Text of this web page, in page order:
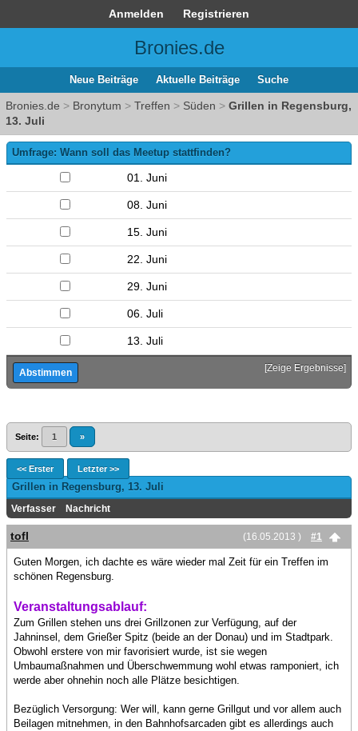
Anmelden Registrieren
Bronies.de
Neue Beiträge Aktuelle Beiträge Suche
Bronies.de > Bronytum > Treffen > Süden > Grillen in Regensburg,
13. Juli
Umfrage: Wann soll das Meetup stattfinden?
01. Juni
08. Juni
15. Juni
22. Juni
29. Juni
06. Juli
13. Juli
[Zeige Ergebnisse]
Seite: 1 »
<< Erster Letzter >>
Grillen in Regensburg, 13. Juli
Verfasser Nachricht
(16.05.2013 ) #1
tofl
Guten Morgen, ich dachte es wäre wieder mal Zeit für ein Treffen im
schönen Regensburg.
Veranstaltungsablauf:
Zum Grillen stehen uns drei Grillzonen zur Verfügung, auf der
Jahninsel, dem Grießer Spitz (beide an der Donau) und im Stadtpark.
Obwohl erstere von mir favorisiert wurde, ist sie wegen
Umbaumaßnahmen und Überschwemmung wohl etwas ramponiert, ich
werde aber ohnehin noch alle Plätze besichtigen.
Bezüglich Versorgung: Wer will, kann gerne Grillgut und vor allem auch
Beilagen mitnehmen, in den Bahnhofsarcaden gibt es allerdings auch